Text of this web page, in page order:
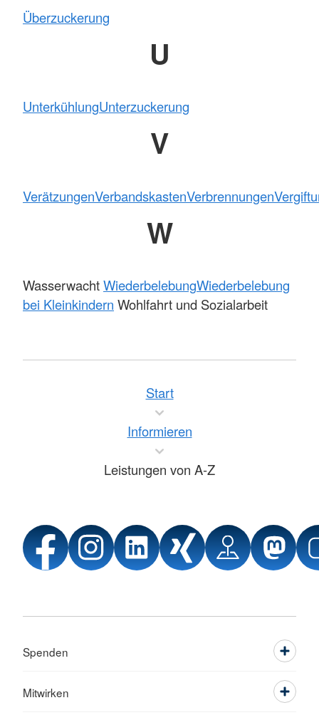
Überzuckerung
U
UnterkühlungUnterzuckerung
V
VerätzungenVerbandskastenVerbrennungen
W
WasserwachtWiederbelebungWiederbelebung
bei Kleinkindern Wohlfahrt und Sozialarbeit
Start
Informieren
Leistungen von A-Z
Spenden
Mitwirken